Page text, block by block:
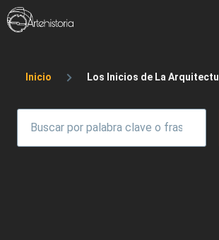
Pasar al contenido principal
Sobrescribir enlaces de
Inicio Los Inicios de La